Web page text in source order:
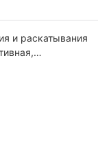
и раскатывания